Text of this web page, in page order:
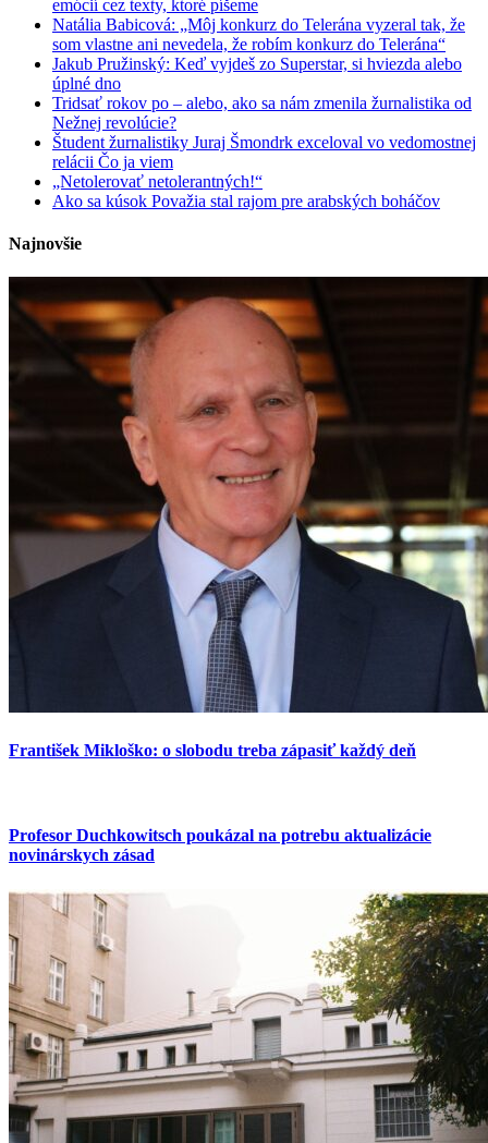
emócií cez texty, ktoré píšeme
Natália Babicová: „Môj konkurz do Telerána vyzeral tak, že
som vlastne ani nevedela, že robím konkurz do Telerána“
Jakub Pružinský: Keď vyjdeš zo Superstar, si hviezda alebo
úplné dno
Tridsať rokov po – alebo, ako sa nám zmenila žurnalistika od
Nežnej revolúcie?
Študent žurnalistiky Juraj Šmondrk exceloval vo vedomostnej
relácii Čo ja viem
„Netolerovať netolerantných!“
Ako sa kúsok Považia stal rajom pre arabských boháčov
Najnovšie
František Mikloško: o slobodu treba zápasiť každý deň
Profesor Duchkowitsch poukázal na potrebu aktualizácie
novinárskych zásad